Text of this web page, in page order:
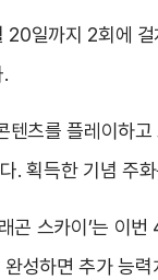
20일까지 2회에 걸
텐츠를 플레이하
. 획득한 기념 주
곤 스카이’는 이
성하면 추가 능